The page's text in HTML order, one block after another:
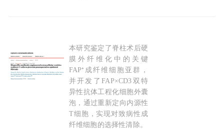
Nat Communi：靶向FAP⁺
本研究鉴定了脊柱术后硬
膜外纤维化中的关键
FAP⁺成纤维细胞亚群，
并开发了FAP×CD3双特
异性抗体工程化细胞外囊
泡，通过重新定向内源性
T细胞，实现对致病性成
纤维细胞的选择性清除。